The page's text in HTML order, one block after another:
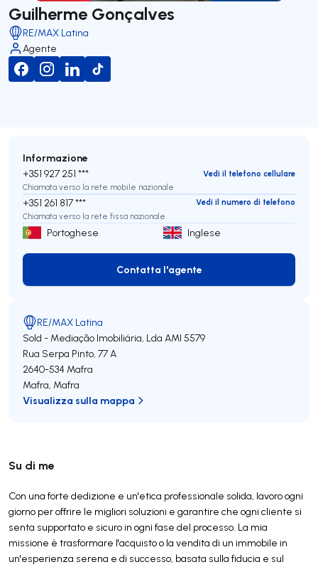
Guilherme Gonçalves
RE/MAX Latina
Agente
Su di me
Con una forte dedizione e un'etica professionale solida, lavoro ogni
giorno per offrire le migliori soluzioni e garantire che ogni cliente si
senta supportato e sicuro in ogni fase del processo. La mia
missione è trasformare l'acquisto o la vendita di un immobile in
un'esperienza serena e di successo, basata sulla fiducia e sul
Informazione
+351 927 251 ***
Vedi il telefono cellulare
Chiamata verso la rete mobile nazionale
+351 261 817 ***
Vedi il numero di telefono
Chiamata verso la rete fissa nazionale
Portoghese Inglese
Contatta l'agente
Contatta l'agente
RE/MAX Latina
Sold - Mediação Imobiliária, Lda AMI 5579
Rua Serpa Pinto, 77 A
2640-534 Mafra
Mafra, Mafra
Visualizza sulla mappa